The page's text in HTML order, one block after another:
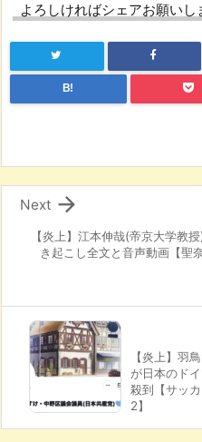
よろしければシェアお願いし
B!
【炎上】江本伸哉(帝京大学教
き起こし全文と音声動画【聖

Next
【炎上】羽
が日本のド
殺到【サッ
2】